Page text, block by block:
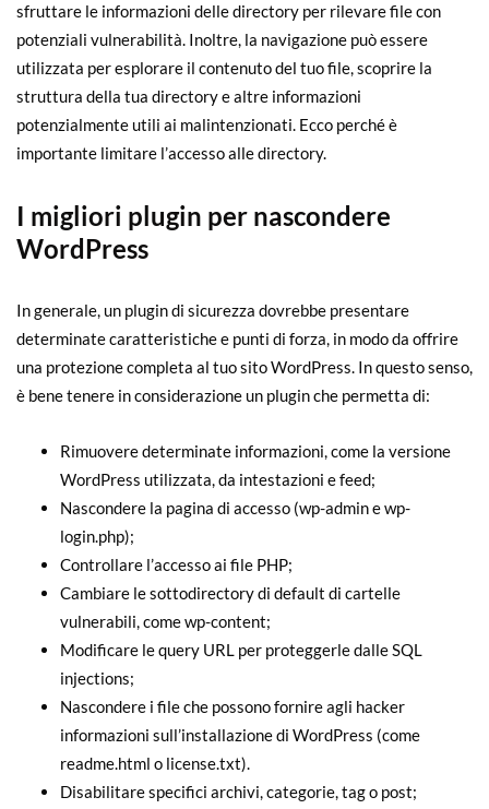
sfruttare le informazioni delle directory per rilevare file con
potenziali vulnerabilità. Inoltre, la navigazione può essere
utilizzata per esplorare il contenuto del tuo file, scoprire la
struttura della tua directory e altre informazioni
potenzialmente utili ai malintenzionati. Ecco perché è
importante limitare l’accesso alle directory.
I migliori plugin per nascondere
WordPress
In generale, un plugin di sicurezza dovrebbe presentare
determinate caratteristiche e punti di forza, in modo da offrire
una protezione completa al tuo sito WordPress. In questo senso,
è bene tenere in considerazione un plugin che permetta di:
Rimuovere determinate informazioni, come la versione
WordPress utilizzata, da intestazioni e feed;
Nascondere la pagina di accesso (wp-admin e wp-
login.php);
Controllare l’accesso ai file PHP;
Cambiare le sottodirectory di default di cartelle
vulnerabili, come wp-content;
Modificare le query URL per proteggerle dalle SQL
injections;
Nascondere i file che possono fornire agli hacker
informazioni sull’installazione di WordPress (come
readme.html o license.txt).
Disabilitare specifici archivi, categorie, tag o post;